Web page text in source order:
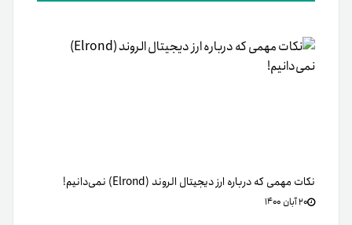
نکات مهمی که درباره ارز دیجیتال الروند (Elrond) نمی‌دانیم!
۲۰ آبان ۱۴۰۰